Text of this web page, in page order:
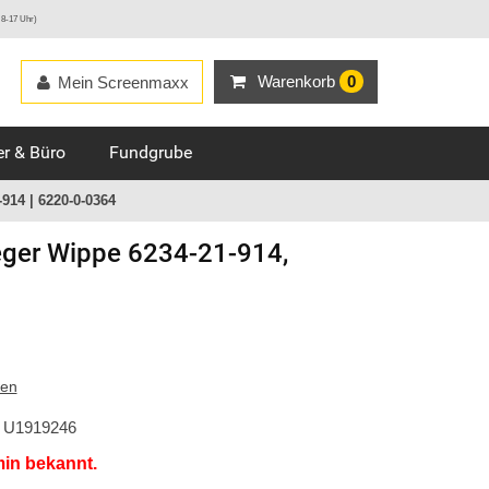
17 Uhr)
Warenkorb 0
Mein Screenmaxx
& Büro Fundgrube
| 6220-0-0364
Wippe 6234-21-914,
U1919246
bekannt.